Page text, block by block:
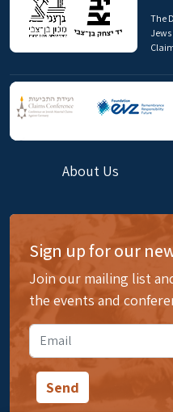
The
About Us
Sign up for our
Join our mailing list
the events and